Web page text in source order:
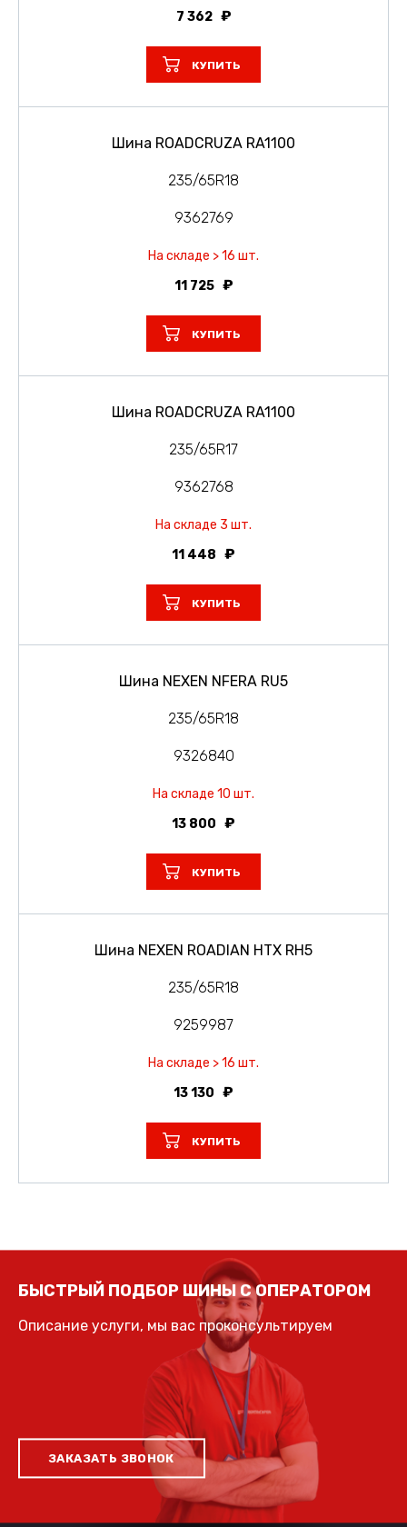
7 362
КУПИТЬ
Шина ROADCRUZA RA1100
235/65R18
9362769
На складе > 16 шт.
11 725
КУПИТЬ
Шина ROADCRUZA RA1100
235/65R17
9362768
На складе 3 шт.
11 448
КУПИТЬ
Шина NEXEN NFERA RU5
235/65R18
9326840
На складе 10 шт.
13 800
КУПИТЬ
Шина NEXEN ROADIAN HTX RH5
235/65R18
9259987
На складе > 16 шт.
13 130
КУПИТЬ
БЫСТРЫЙ ПОДБОР ШИНЫ С ОПЕРАТОРОМ
Описание услуги, мы вас проконсультируем
ЗАКАЗАТЬ ЗВОНОК